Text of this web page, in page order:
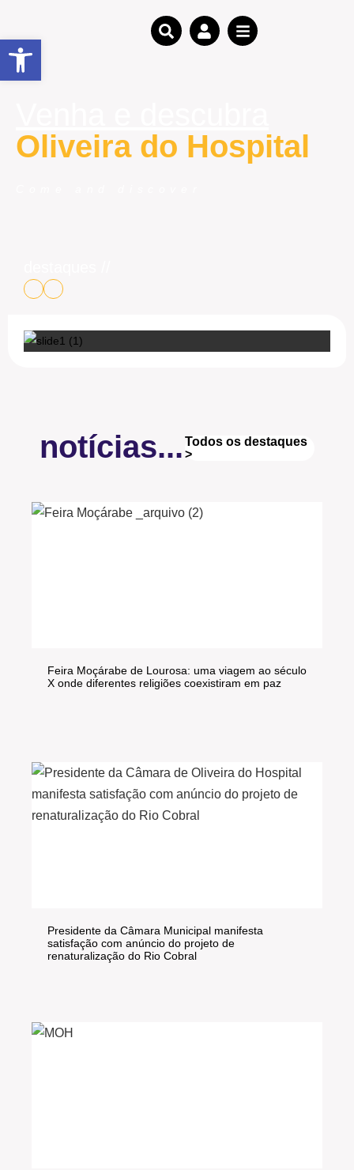
Oliveira do Hospital
notícias... Todos os destaques
>
Feira Moçárabe de Lourosa: uma viagem ao século
X onde diferentes religiões coexistiram em paz
Presidente da Câmara Municipal manifesta
satisfação com anúncio do projeto de
renaturalização do Rio Cobral
Open toolbar